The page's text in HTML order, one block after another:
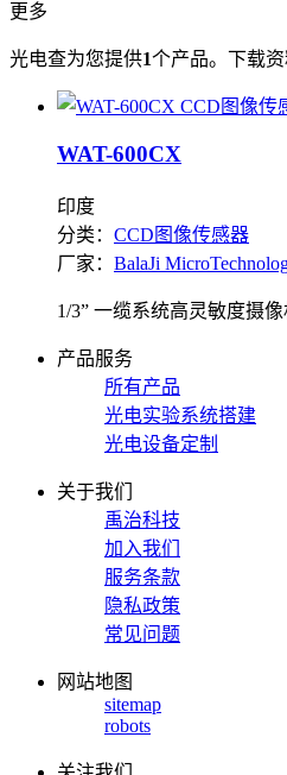
更多
光电查为您提供1个产品。下载
WAT-600CX
印度
分类： CCD图像传感器
厂家： BalaJi
1/3” 一缆系统高灵敏度摄
产品服务
所有产品
光电实验系统搭建
光电设备定制
关于我们
禹治科技
加入我们
服务条款
隐私政策
常见问题
网站地图
sitemap
robots